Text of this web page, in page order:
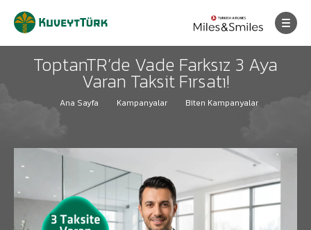
ToptanTR’de Vade Farksız 3 Aya
Varan Taksit Fırsatı!
Ana Sayfa Kampanyalar Biten Kampanyalar